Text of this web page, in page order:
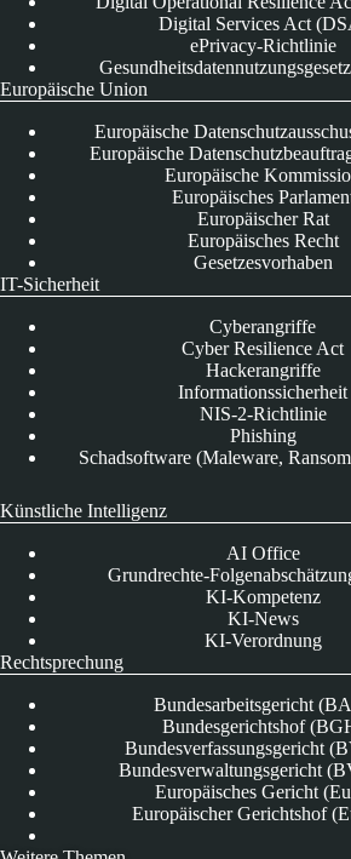
Digital Services Act
ePrivacy-Richtlinie
Europäische Union
Europäische
Europäische
Europäische
Europäisches
Europäischer Rat
Europäisches Recht
Gesetzesvorhaben
IT-Sicherheit
Cyberangriffe
Cyber Resilience Act
Hackerangriffe
Informationssicherheit
NIS-2-Richtlinie
Phishing
Schadsoftware (Maleware,
Künstliche Intelligenz
AI Office
Grundrechte-
KI-Kompetenz
KI-News
KI-Verordnung
Rechtsprechung
Bundesarbeitsgericht
Bundesgerichtshof
Bundesverfassungsgericht
Bundesverwaltungsgericht
Europäisches Gericht
Europäischer Gerichtshof